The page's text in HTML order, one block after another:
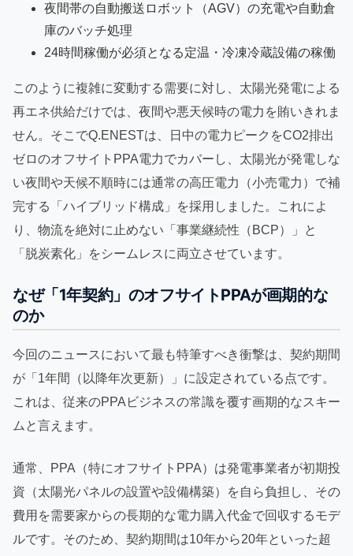
夜間帯の自動搬送ロボット（AGV）の充電や自動倉
庫のバッチ処理
24時間稼働が必須となる定温・冷凍冷蔵設備の稼働
このように複雑に変動する需要に対し、太陽光発電による
再エネ供給だけでは、夜間や悪天候時の電力を賄いきれま
せん。そこでQ.ENESTは、日中の電力ピークをCO2排出
ゼロのオフサイトPPA電力でカバーし、太陽光が発電しな
い夜間や天候不順時には通常の高圧電力（小売電力）で補
完する「ハイブリッド構成」を採用しました。これによ
り、物流を絶対に止めない「事業継続性（BCP）」と
「脱炭素化」をシームレスに両立させています。
なぜ「1年契約」のオフサイトPPAが画期的な
のか
今回のニュースにおいて最も特筆すべき衝撃は、契約期間
が「1年間（以降年次更新）」に設定されている点です。
これは、従来のPPAビジネスの常識を覆す画期的なスキー
ムと言えます。
通常、PPA（特にオフサイトPPA）は発電事業者が初期投
資（太陽光パネルの設置や設備構築）を自ら負担し、その
費用を需要家からの長期的な電力購入代金で回収するモデ
ルです。そのため、契約期間は10年から20年といった超